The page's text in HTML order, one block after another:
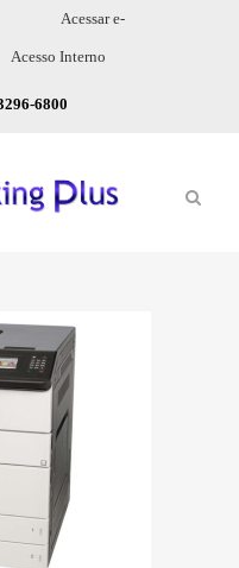
Acessar e-
Acesso Interno
6800